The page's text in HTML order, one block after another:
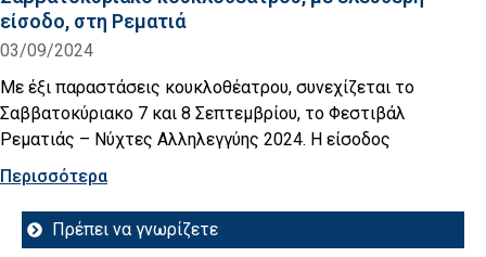
είσοδο, στη Ρεματιά
03/09/2024
Με έξι παραστάσεις κουκλοθέατρου, συνεχίζεται το
Σαββατοκύριακο 7 και 8 Σεπτεμβρίου, το Φεστιβάλ
Ρεματιάς – Νύχτες Αλληλεγγύης 2024. Η είσοδος
Περισσότερα
Πρέπει να γνωρίζετε